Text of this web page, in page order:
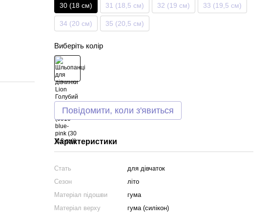
30 (18 см) 31 (18,5 см) 32 (19 см) 33 (19,5 см)
34 (20 см) 35 (20,5 см)
Виберіть колір
Повідомити, коли з'явиться
Характеристики
Стать
для дівчаток
Сезон
літо
Матеріал підошви
гума
Матеріал верху
гума (силікон)